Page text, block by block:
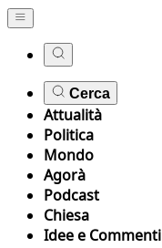
Cerca
Attualità
Politica
Mondo
Agorà
Podcast
Chiesa
Idee e Commenti